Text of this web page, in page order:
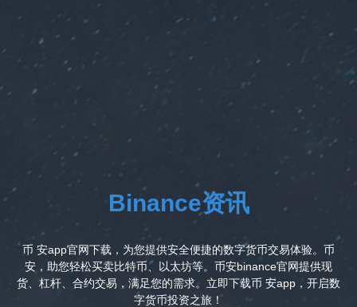
Binance资讯
币 安app官网下载，为您提供安全便捷的数字货币交易体验。币
安，助您轻松买卖比特币、以太坊等。币安binance官网提供现
货、杠杆、合约交易，满足您的需求。立即下载币 安app，开启数
字货币投资之旅！